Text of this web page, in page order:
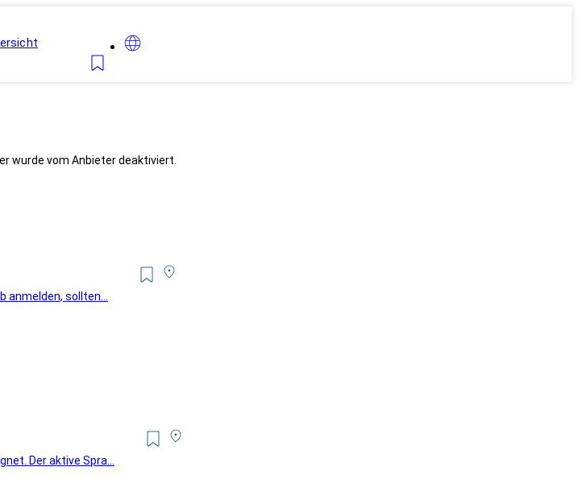
wurde vom Anbieter deaktiviert.
sollten...
Der aktive Spra...